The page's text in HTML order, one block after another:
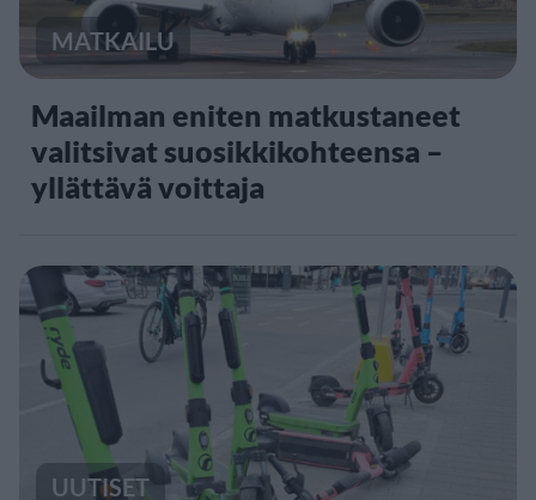
MATKAILU
Maailman eniten matkustaneet
valitsivat suosikkikohteensa –
yllättävä voittaja
UUTISET